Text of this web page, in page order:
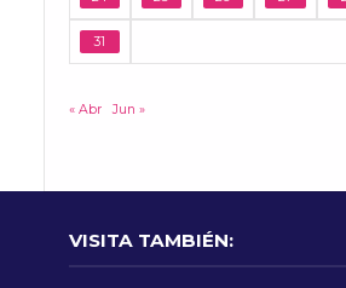
31
« Abr Jun »
VISITA TAMBIÉN: